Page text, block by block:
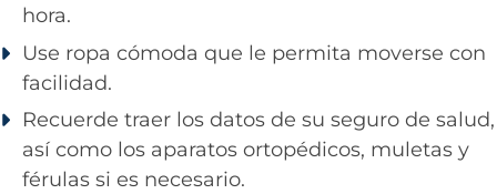
hora.
Use ropa cómoda que le permita moverse con
facilidad.
Recuerde traer los datos de su seguro de salud,
así como los aparatos ortopédicos, muletas y
férulas si es necesario.